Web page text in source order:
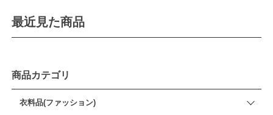
最近見た商品
商品カテゴリ
衣料品(ファッション)